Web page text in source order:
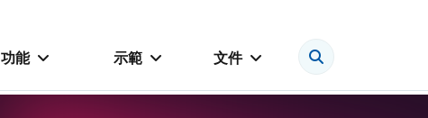
功能 示範 文件